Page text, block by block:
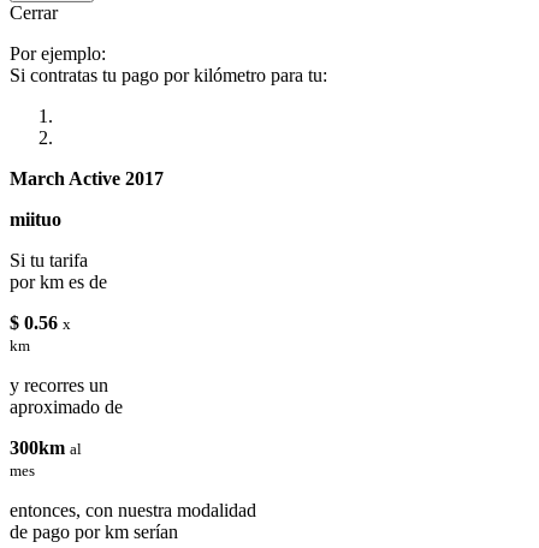
Cerrar
Por ejemplo:
Si contratas tu pago por kilómetro para tu:
March Active 2017
miituo
Si tu tarifa
por km es de
$ 0.56 x
km
y recorres un
aproximado de
300km al
mes
entonces, con nuestra modalidad
de pago por km serían